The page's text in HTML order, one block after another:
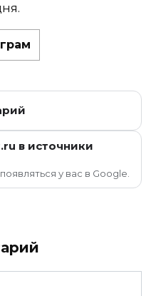
в источники
у вас в Google.